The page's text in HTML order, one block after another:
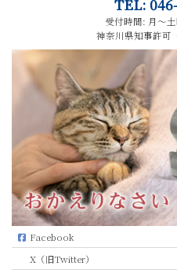
TEL:
受付時間: 月～
神奈川県知事許可
Facebook
X（旧Twitter）